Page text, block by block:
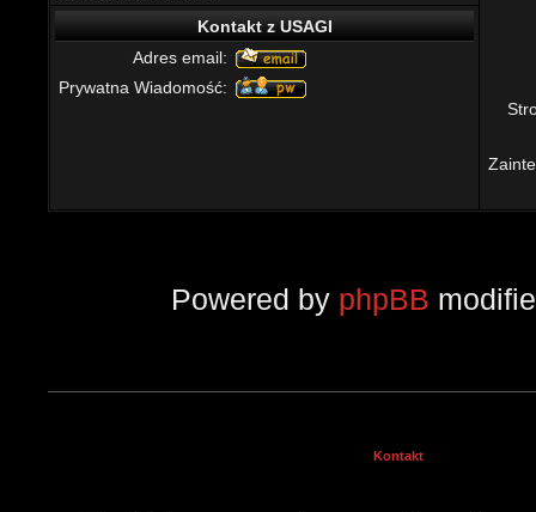
Kontakt z USAGI
Adres email:
Prywatna Wiadomość:
Powered by phpBB
Kontakt